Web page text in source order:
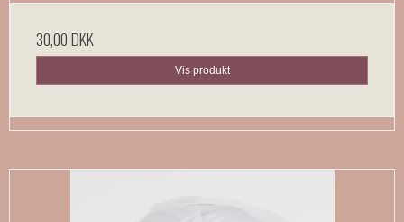
30,00 DKK
Vis produkt